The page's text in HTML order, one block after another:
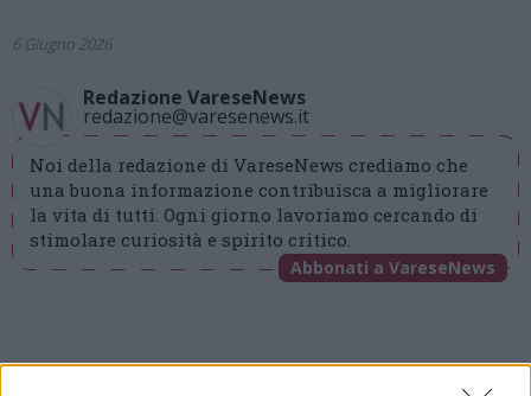
6 Giugno 2026
Redazione VareseNews
redazione@varesenews.it
Noi della redazione di VareseNews crediamo che
una buona informazione contribuisca a migliorare
la vita di tutti. Ogni giorno lavoriamo cercando di
stimolare curiosità e spirito critico.
Abbonati a VareseNews